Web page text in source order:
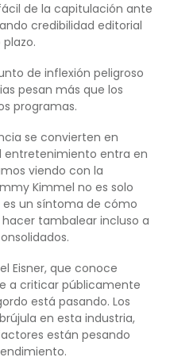
de la capitulación ante
credibilidad editorial
de inflexión peligroso
pesan más que los
programas.
se convierten en
entretenimiento entra en
viendo con la
Kimmel no es solo
un síntoma de cómo
tambalear incluso a
Eisner, que conoce
a criticar públicamente
está pasando. Los
en esta industria,
están pesando